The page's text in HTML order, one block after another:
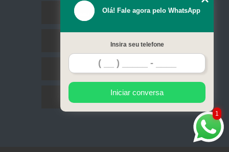
Missão
Serviços
Contato
Mapa do site
1
Olá! Fale agora pelo WhatsApp
Insira seu telefone
Iniciar conversa